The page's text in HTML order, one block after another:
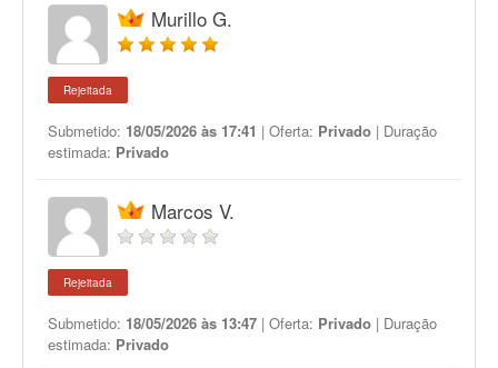
Murillo G.
Rejeitada
Submetido: 18/05/2026 às 17:41 | Oferta: Privado | Duração
estimada: Privado
Marcos V.
Rejeitada
Submetido: 18/05/2026 às 13:47 | Oferta: Privado | Duração
estimada: Privado